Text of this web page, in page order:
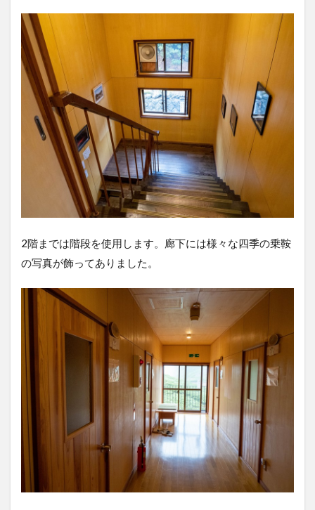
2階までは階段を使用します。廊下には様々な四季の乗鞍
の写真が飾ってありました。